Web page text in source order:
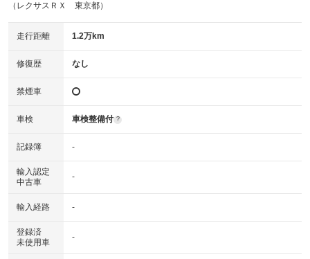
（レクサスＲＸ 東京都）
走行距離 1.2万km
修復歴 なし
禁煙車
車検 車検整備付 ?
記録簿 -
輸入認定
中古車
-
輸入経路 -
登録済
未使用車
-